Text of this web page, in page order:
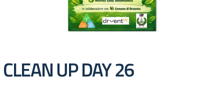
CLEAN UP DAY 26